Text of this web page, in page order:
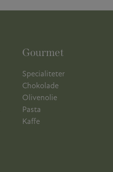
Gourmet
Specialiteter
Chokolade
Olivenolie
Pasta
Kaffe